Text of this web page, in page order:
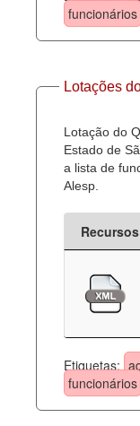
funcionários
Lotações
Lotação do
Estado de
a lista de
Alesp.
Recursos
Etiquetas:
funcionários